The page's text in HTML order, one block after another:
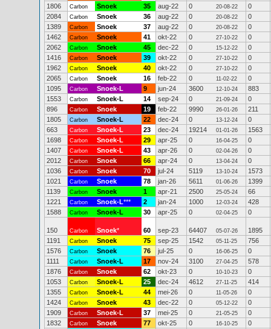
1806
Carbon Snoek 35 aug-22 0 20-08-22
0
2084
Carbon Snoek 36 aug-22 0 20-08-22
0
1389
Carbon Snoek 37 aug-22 0 20-08-22
0
1462
Carbon Snoek 41 okt-22 0 27-10-22
0
2062
Carbon Snoek 45 dec-22 0 15-12-22
0
1416
Carbon Snoek 39 okt-22 0 27-10-22
0
1962
Carbon Snoek 40 okt-22 0 27-10-22
0
2065
Carbon Snoek 16 feb-22 0 11-02-22
0
1095
Carbon Snoek-L 9 jun-24 3600 12-10-24
883
1553
Carbon Snoek-L 14 sep-24 0 21-09-24
0
896
Carbon Snoek 19 feb-22 9990 26-01-26
211
1805
Carbon Snoek-L 22 dec-24 0 13-12-24
0
663
Carbon Snoek-L 23 dec-24 19214 01-01-26
1563
1698
Carbon Snoek-L 29 apr-25 0 16-04-25
0
1407
Carbon Snoek-L 43 apr-26 0 02-04-26
0
2012
Carbon Snoek 66 apr-24 0 13-04-24
0
1036
Carbon Snoek 70 jul-24 5119 13-10-24
1573
1021
Carbon Snoek 78 jan-26 5611 01-06-26
1399
1139
Carbon Snoek 1 apr-21 2500 25-05-24
66
1221
Carbon Snoek-L*** 2 jan-24 1000 12-03-24
428
1588
Carbon Snoek-L 30 apr-25 0 02-04-25 0
150 Carbon Snoek* 60 sep-23 64407 05-07-26
1895
1191
Carbon Snoek 75 sep-25 1542 05-11-25
756
1576
Carbon Snoek 76 jul-25 0 16-06-25
0
1111
Carbon Snoek-L 17 nov-24 3100 27-04-25
578
1876
Carbon Snoek 62 okt-23 0 10-10-23
0
1053
Carbon Snoek-L 25 dec-24 4612 27-11-25
414
1355
Carbon Snoek-L 44 mei-26 0 11-05-26
0
1424
Carbon Snoek 43 dec-22 0 05-12-22
0
1909
Carbon Snoek-L 37 mei-25 0 21-05-25
0
1832
Carbon Snoek 77 okt-25 0 16-10-25
0